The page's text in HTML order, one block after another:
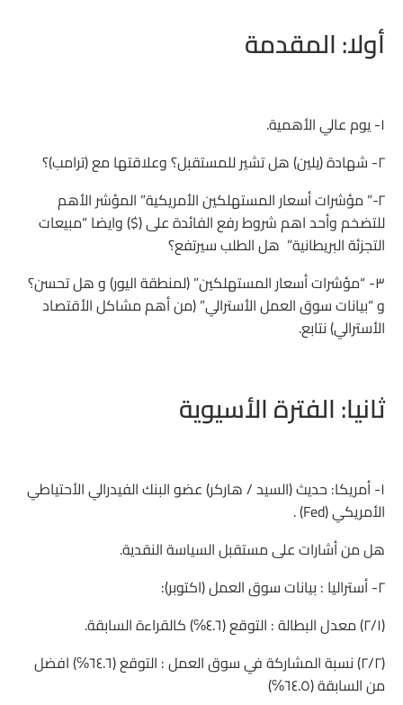
أولا: المقدمة
١- يوم عالي الأهمية.
٢- شهادة (يلين) هل تشير للمستقبل؟ وعلاقتها مع (ترامب)؟
٢-” مؤشرات أسعار المستهلكين الأمريكية” المؤشر الأهم
للتضخم وأحد اهم شروط رفع الفائدة على ($) وايضا “مبيعات
التجزئة البريطانية” هل الطلب سيرتفع؟
٣- “مؤشرات أسعار المستهلكين” (لمنطقة اليور) و هل تحسن؟
و “بيانات سوق العمل الأسترالي” (من أهم مشاكل الأقتصاد
الأسترالي) نتابع.
ثانيا: الفترة الأسيوية
١- أمريكا: حديث (السيد / هاركر) عضو البنك الفيدرالي الأحتياطي
الأمريكي (Fed) .
هل من أشارات على مستقبل السياسة النقدية.
٢- أستراليا : بيانات سوق العمل (اكتوبر):
(٢/١) معدل البطالة : التوقع (٤.٦℅) كالقراءة السابقة.
(٢/٢) نسبة المشاركة في سوق العمل : التوقع (٦٤.٦℅) افضل
من السابقة (٦٤.٥℅)